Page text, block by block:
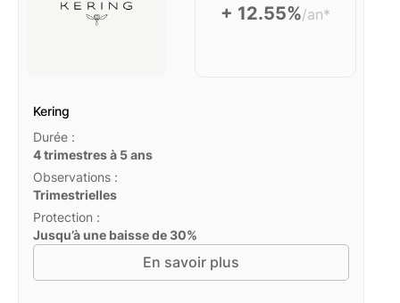
+ 12.55%/an*
Kering
Durée :
4 trimestres à 5 ans
Observations :
Trimestrielles
Protection :
Jusqu’à une baisse de 30%
En savoir plus